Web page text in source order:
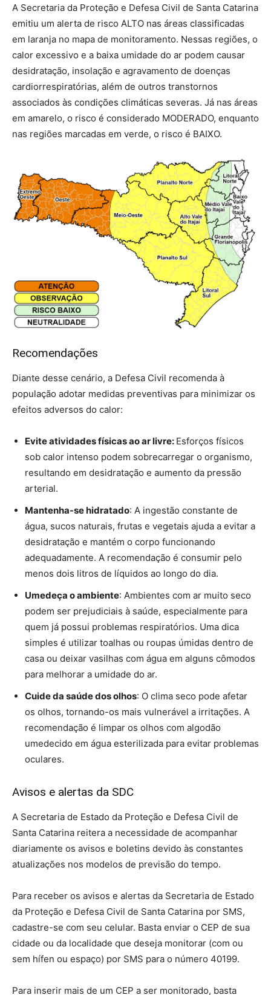
A Secretaria da Proteção e Defesa Civil de Santa Catarina
emitiu um alerta de risco ALTO nas áreas classificadas
em laranja no mapa de monitoramento. Nessas regiões, o
calor excessivo e a baixa umidade do ar podem causar
desidratação, insolação e agravamento de doenças
cardiorrespiratórias, além de outros transtornos
associados às condições climáticas severas. Já nas áreas
em amarelo, o risco é considerado MODERADO, enquanto
nas regiões marcadas em verde, o risco é BAIXO.
Recomendações
Diante desse cenário, a Defesa Civil recomenda à
população adotar medidas preventivas para minimizar os
efeitos adversos do calor:
Evite atividades físicas ao ar livre: Esforços físicos
sob calor intenso podem sobrecarregar o organismo,
resultando em desidratação e aumento da pressão
arterial.
Mantenha-se hidratado: A ingestão constante de
água, sucos naturais, frutas e vegetais ajuda a evitar a
desidratação e mantém o corpo funcionando
adequadamente. A recomendação é consumir pelo
menos dois litros de líquidos ao longo do dia.
Umedeça o ambiente: Ambientes com ar muito seco
podem ser prejudiciais à saúde, especialmente para
quem já possui problemas respiratórios. Uma dica
simples é utilizar toalhas ou roupas úmidas dentro de
casa ou deixar vasilhas com água em alguns cômodos
para melhorar a umidade do ar.
Cuide da saúde dos olhos: O clima seco pode afetar
os olhos, tornando-os mais vulnerável a irritações. A
recomendação é limpar os olhos com algodão
umedecido em água esterilizada para evitar problemas
oculares.
Avisos e alertas da SDC
A Secretaria de Estado da Proteção e Defesa Civil de
Santa Catarina reitera a necessidade de acompanhar
diariamente os avisos e boletins devido às constantes
atualizações nos modelos de previsão do tempo.
Para receber os avisos e alertas da Secretaria de Estado
da Proteção e Defesa Civil de Santa Catarina por SMS,
cadastre-se com seu celular. Basta enviar o CEP de sua
cidade ou da localidade que deseja monitorar (com ou
sem hífen ou espaço) por SMS para o número 40199.
Para inserir mais de um CEP a ser monitorado, basta